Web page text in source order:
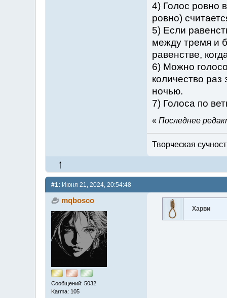
4) Голос ровно
ровно)
5) Если
между тремя и
равенстве,
6) Можно
количество раз
ночью.
7) Голоса по
« Последнее
Творческая
#1: Июня 21, 2024, 20:54:48
mqbosco
Сообщений: 5032
Karma: 105
Харви